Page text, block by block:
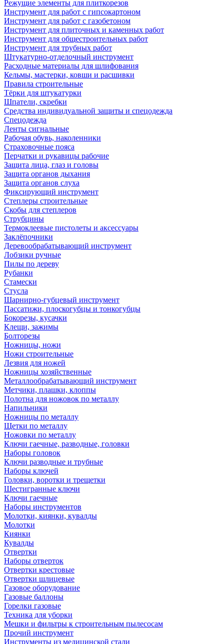
Режущие элементы для плиткорезов
Инструмент для работ с гипсокартоном
Инструмент для работ с газобетоном
Инструмент для плиточных и каменных работ
Инструмент для общестроительных работ
Инструмент для трубных работ
Штукатурно-отделочный инструмент
Расходные материалы для шлифования
Кельмы, мастерки, ковши и расшивки
Правила строительные
Тёрки для штукатурки
Шпатели, скребки
Средства индивидуальной защиты и спецодежда
Спецодежда
Ленты сигнальные
Рабочая обувь, наколенники
Страховочные пояса
Перчатки и рукавицы рабочие
Защита лица, глаз и головы
Защита органов дыхания
Защита органов слуха
Фиксирующий инструмент
Степлеры строительные
Скобы для степлеров
Струбцины
Термоклеевые пистолеты и аксессуары
Заклёпочники
Деревообрабатывающий инструмент
Лобзики ручные
Пилы по дереву
Рубанки
Стамески
Стусла
Шарнирно-губцевый инструмент
Пассатижи, плоскогубцы и тонкогубцы
Бокорезы, кусачки
Клещи, зажимы
Болторезы
Ножницы, ножи
Ножи строительные
Лезвия для ножей
Ножницы хозяйственные
Металлообрабатывающий инструмент
Метчики, плашки, клоппы
Полотна для ножовок по металлу
Напильники
Ножницы по металлу
Щетки по металлу
Ножовки по металлу
Ключи гаечные, разводные, головки
Наборы головок
Ключи разводные и трубные
Наборы ключей
Головки, воротки и трещетки
Шестигранные ключи
Ключи гаечные
Наборы инструментов
Молотки, киянки, кувалды
Молотки
Киянки
Кувалды
Отвертки
Наборы отверток
Отвертки крестовые
Отвертки шлицевые
Газовое оборудование
Газовые баллоны
Горелки газовые
Техника для уборки
Мешки и фильтры к строительным пылесосам
Прочий инструмент
Инструменты из медицинской стали